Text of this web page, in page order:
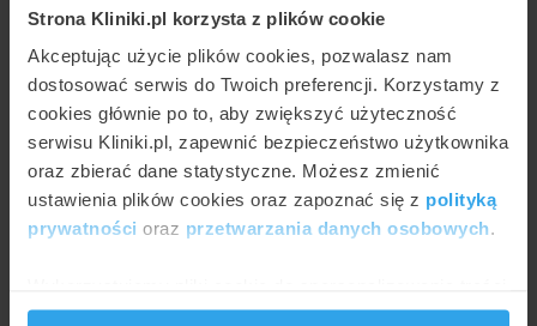
Strona Kliniki.pl korzysta z plików cookie
Akceptując użycie plików cookies, pozwalasz nam
dostosować serwis do Twoich preferencji. Korzystamy z
cookies głównie po to, aby zwiększyć użyteczność
serwisu Kliniki.pl, zapewnić bezpieczeństwo użytkownika
oraz zbierać dane statystyczne. Możesz zmienić
ustawienia plików cookies oraz zapoznać się z polityką
prywatności oraz przetwarzania danych osobowych.
i reklam, aby oferować funkcje społecznościowe i
Rodzaje mezoterapii stosowane w gabinetach
medycyny estetycznej
MARCIN NOWAKOWSKI